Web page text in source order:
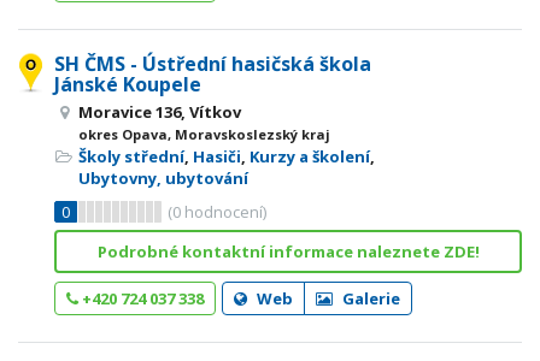
SH ČMS - Ústřední hasičská škola
Jánské Koupele
Moravice 136, Vítkov
okres Opava, Moravskoslezský kraj
Školy střední, Hasiči, Kurzy a školení,
Ubytovny, ubytování
0
(0 hodnocení)
Podrobné kontaktní informace naleznete ZDE!
+420 724 037 338 Web Galerie